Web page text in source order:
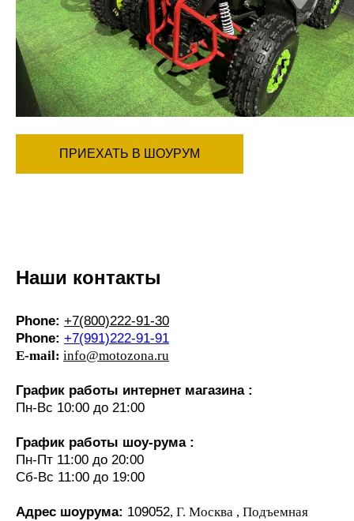
ПРИЕХАТЬ В ШОУРУМ
Наши контакты
Phone: +7(800)222-91-30
Phone: +7(991)222-91-91
E-mail: info@motozona.ru
График работы интернет магазина :
Пн-Вс 10:00 до 21:00
График работы шоу-рума :
Пн-Пт 11:00 до 20:00
Сб-Вс 11:00 до 19:00
Адрес шоурума: 109052, Г. Москва , Подъемная